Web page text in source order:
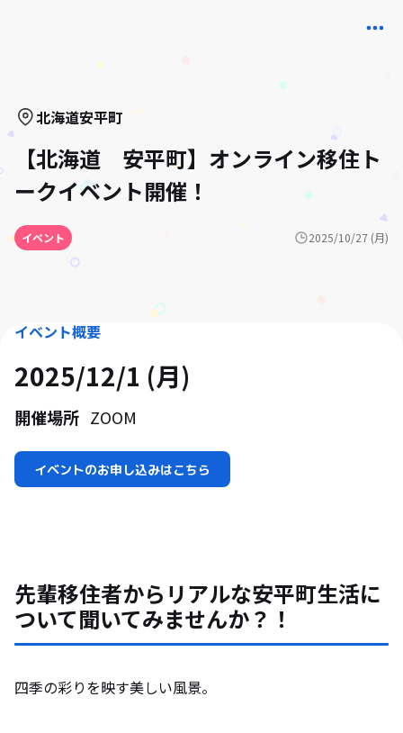
北海道安平町
【北海道 安平町】オンライン移住ト
ークイベント開催！
イベント 2025/10/27 (月)
イベント概要
2025/12/1 (月)
開催場所 ZOOM
イベントのお申し込みはこちら
先輩移住者からリアルな安平町生活に
ついて聞いてみませんか？！
四季の彩りを映す美しい風景。